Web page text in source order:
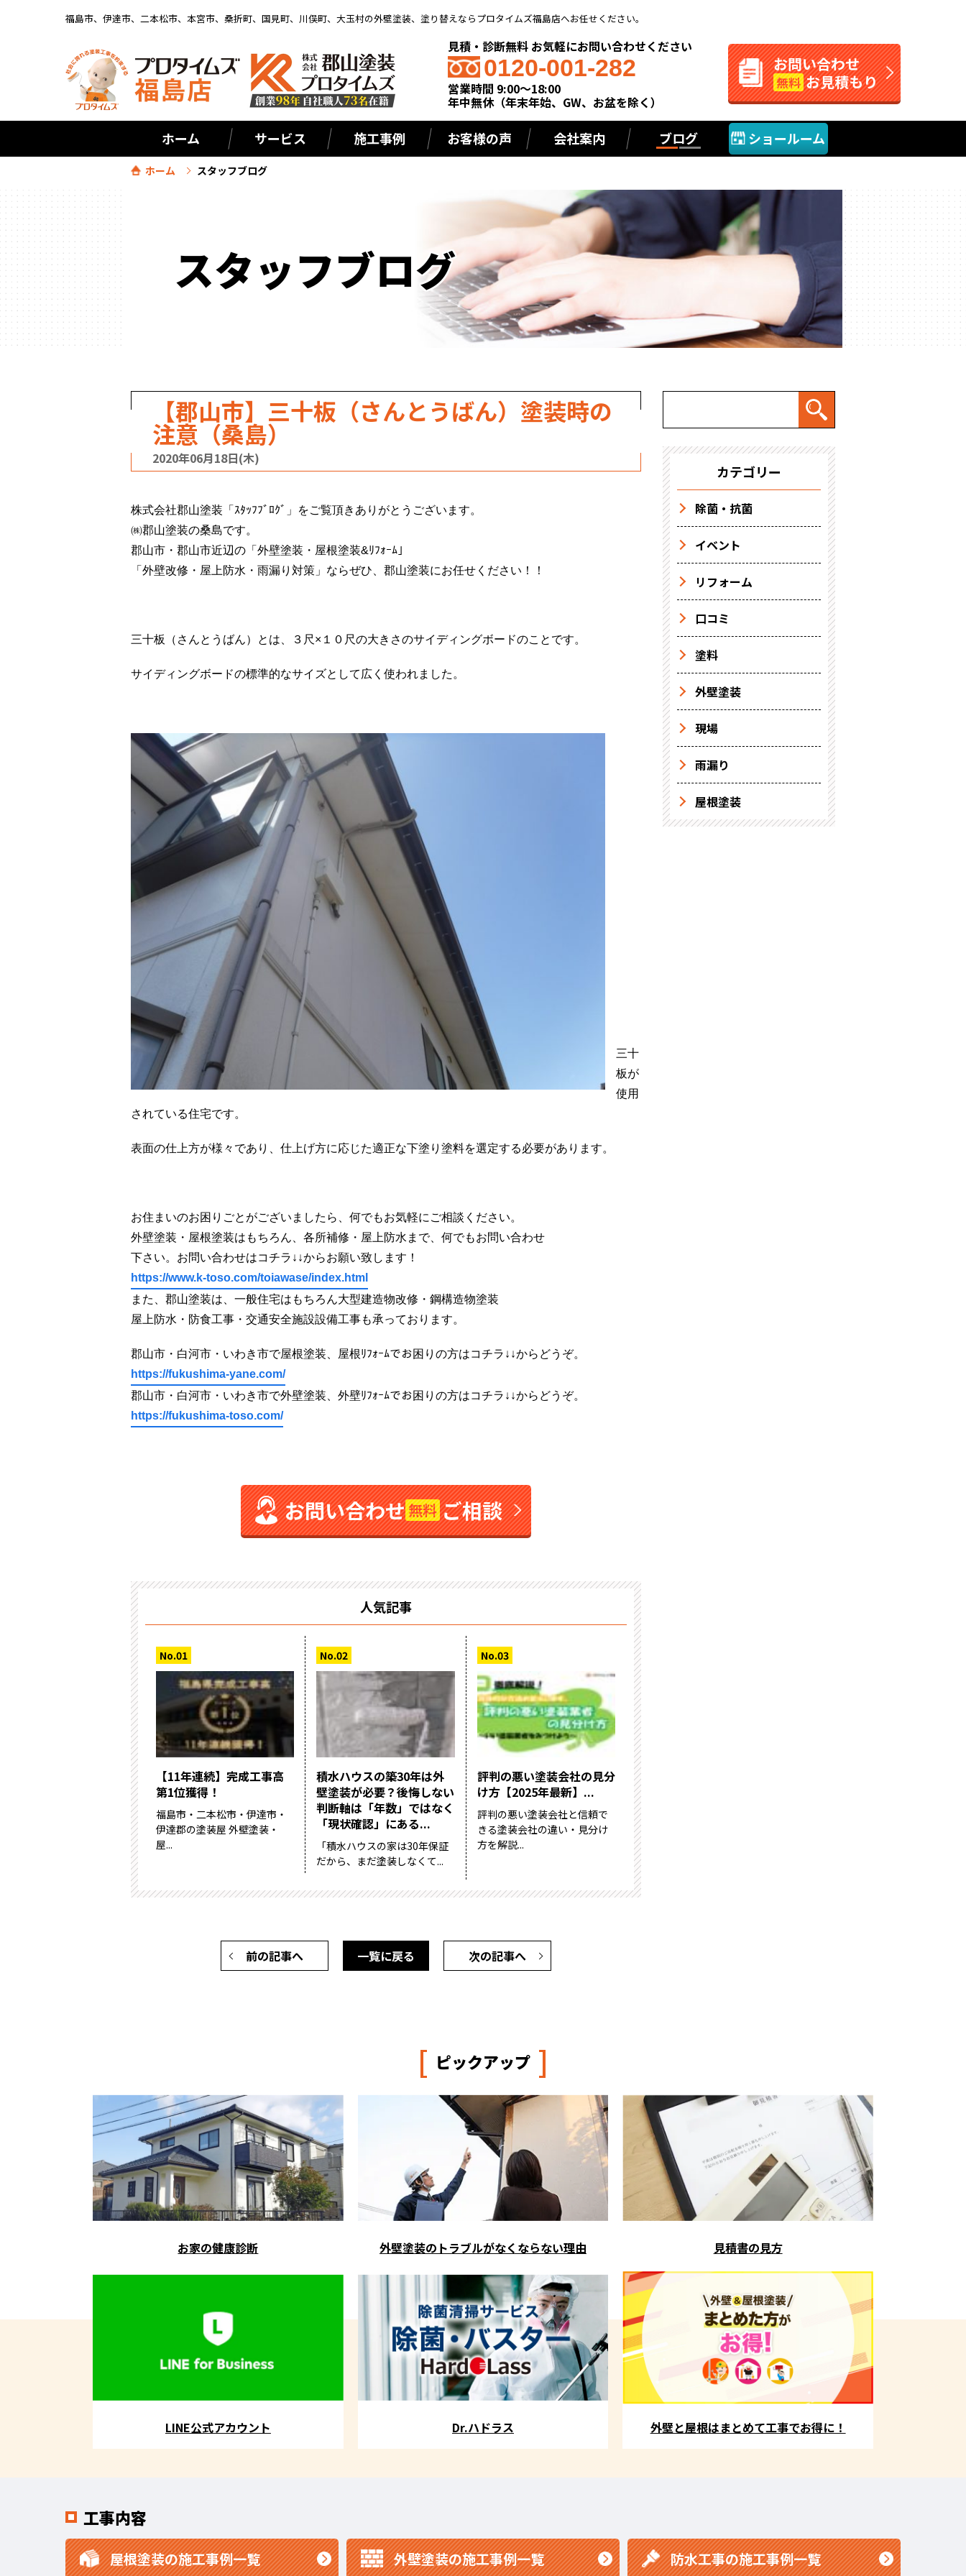
福島市、伊達市、二本松市、本宮市、桑折町、国見町、川俣町、大玉村の外壁塗装、塗り替えならプロタイムズ福島店へお任せください。
見積・診断無料 お気軽にお問い合わせください
0120-001-282
営業時間 9:00～18:00
年中無休（年末年始、GW、お盆を除く）
お問い合わせ
無料 お見積もり
ホーム サービス 施工事例 お客様の声 会社案内 ブログ ショールーム
ホーム スタッフブログ
スタッフブログ
【郡山市】三十板（さんとうばん）塗装時の
注意（桑島）
2020年06月18日(木)
株式会社郡山塗装「ｽﾀｯﾌﾌﾞﾛｸﾞ」をご覧頂きありがとうございます。
㈱郡山塗装の桑島です。
郡山市・郡山市近辺の「外壁塗装・屋根塗装&ﾘﾌｫｰﾑ」
「外壁改修・屋上防水・雨漏り対策」ならぜひ、郡山塗装にお任せください！！
三十板（さんとうばん）とは、３尺×１０尺の大きさのサイディングボードのことです。
サイディングボードの標準的なサイズとして広く使われました。
三十
板が
使用
されている住宅です。
表面の仕上方が様々であり、仕上げ方に応じた適正な下塗り塗料を選定する必要があります。
お住まいのお困りごとがございましたら、何でもお気軽にご相談ください。
外壁塗装・屋根塗装はもちろん、各所補修・屋上防水まで、何でもお問い合わせ
下さい。お問い合わせはコチラ↓↓からお願い致します！
https://www.k-toso.com/toiawase/index.html
また、郡山塗装は、一般住宅はもちろん大型建造物改修・鋼構造物塗装
屋上防水・防食工事・交通安全施設設備工事も承っております。
郡山市・白河市・いわき市で屋根塗装、屋根ﾘﾌｫｰﾑでお困りの方はコチラ↓↓からどうぞ。
https://fukushima-yane.com/
郡山市・白河市・いわき市で外壁塗装、外壁ﾘﾌｫｰﾑでお困りの方はコチラ↓↓からどうぞ。
https://fukushima-toso.com/
お問い合わせ無料 ご相談
人気記事
【11年連続】完成工事高
第1位獲得！
福島市・二本松市・伊達市・
伊達郡の塗装屋 外壁塗装・
屋...
積水ハウスの築30年は外
壁塗装が必要？後悔しない
判断軸は「年数」ではなく
「現状確認」にある...
「積水ハウスの家は30年保証
だから、まだ塗装しなくて...
評判の悪い塗装会社の見分
け方【2025年最新】...
評判の悪い塗装会社と信頼で
きる塗装会社の違い・見分け
方を解説...
前の記事へ 次の記事へ
一覧に戻る
カテゴリー
除菌・抗菌
イベント
リフォーム
口コミ
塗料
外壁塗装
現場
雨漏り
屋根塗装
[ ピックアップ ]
お家の健康診断 外壁塗装のトラブルがなくならない理由 見積書の見方
LINE公式アカウント Dr.ハドラス 外壁と屋根はまとめて工事でお得に！
工事内容
屋根塗装の施工事例一覧 外壁塗装の施工事例一覧 防水工事の施工事例一覧